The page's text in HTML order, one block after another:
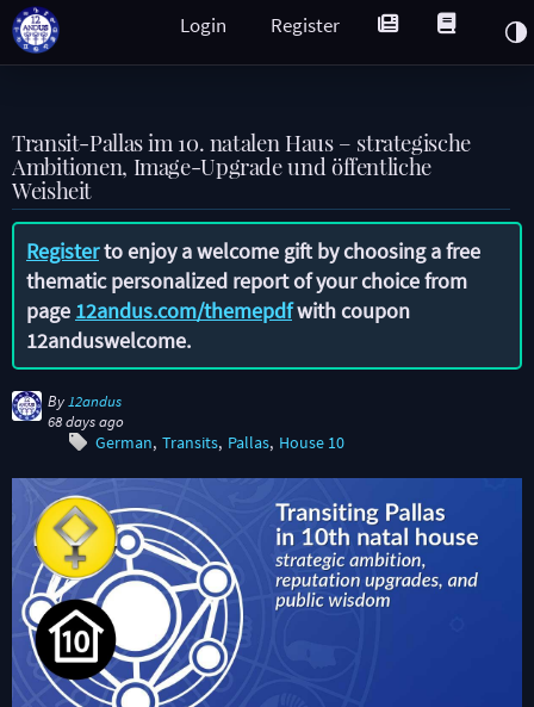
Register
Login
Transit-Pallas im 10. natalen Haus – strategische
Ambitionen, Image-Upgrade und öffentliche
Weisheit
Registerto enjoy a welcome gift by choosing a free
thematic personalized report of your choice from
page 12andus.com/themepdfwith coupon
12anduswelcome.
By 12andus
68 days ago
German Transits Pallas House 10